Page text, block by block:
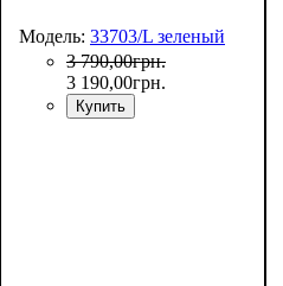
Модель: 33703/L зеленый
3 790,00грн.
3 190,00грн.
Купить